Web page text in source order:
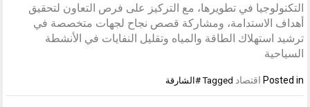
التكنولوجيا في تطويرها، مع التركيز على فرص التعاون لتحقيق
أهداف الاستدامة، ومشاركة قصص نجاح لجهات متخصصة في
ترشيد استهلاك الطاقة والمياه وتقليل النفايات في الأنشطة
السياحية
Posted in اقتصاد Tagged #الشارقة